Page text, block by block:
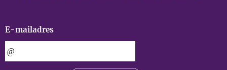
E-mailadres